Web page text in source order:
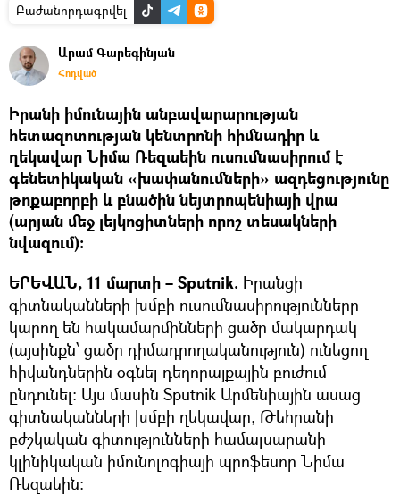
Բաժանորդագրվել
Արամ Գարեգինյան
Հոդված
Իրանի իմունային անբավարարության
հետազոտության կենտրոնի հիմնադիր և
ղեկավար Նիմա Ռեզաեին ուսումնասիրում է
գենետիկական «խափանումների» ազդեցությունը
թոքաբորբի և բնածին նեյտրոպենիայի վրա
(արյան մեջ լեյկոցիտների որոշ տեսակների
նվազում):
ԵՐԵՎԱՆ, 11 մարտի – Sputnik. Իրանցի
գիտնականների խմբի ուսումնասիրությունները
կարող են հակամարմինների ցածր մակարդակ
(այսինքն՝ ցածր դիմադրողականություն) ունեցող
հիվանդներին օգնել դեղորայքային բուժում
ընդունել: Այս մասին Sputnik Արմենիային ասաց
գիտնականների խմբի ղեկավար, Թեհրանի
բժշկական գիտությունների համալսարանի
կլինիկական իմունոլոգիայի պրոֆեսոր Նիմա
Ռեզաեին։